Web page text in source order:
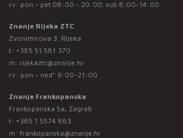
rv: pon - pet 08:00 - 20:00; sub 8:00-14:00
Znanje Rijeka ZTC
Zvonimirova 3, Rijeka
t: +385 51 581 370
m: rijekaztc@znanje.hr
rv: pon - ned* 9:00-21:00
Znanje Frankopanska
Frankopanska 5a, Zagreb
t: +385 1 5574 883
m: frankopanska@znanje.hr